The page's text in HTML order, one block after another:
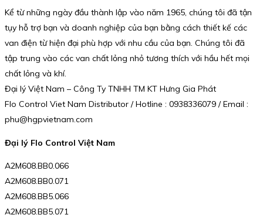
Kể từ những ngày đầu thành lập vào năm 1965, chúng tôi đã tận
tụy hỗ trợ bạn và doanh nghiệp của bạn bằng cách thiết kế các
van điện từ hiện đại phù hợp với nhu cầu của bạn. Chúng tôi đã
tập trung vào các van chất lỏng nhỏ tương thích với hầu hết mọi
chất lỏng và khí.
Đại lý Việt Nam – Công Ty TNHH TM KT Hưng Gia Phát
Flo Control Viet Nam Distributor / Hotline : 0938336079 / Email :
phu@hgpvietnam.com
Đại lý Flo Control Việt Nam
A2M608.BB0.066
A2M608.BB0.071
A2M608.BB5.066
A2M608.BB5.071